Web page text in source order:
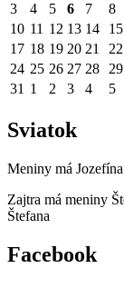
3
4 5 6 7 8
10 11 12 13 14 15
17 18 19 20 21 22
24 25 26 27 28 29
31 1 2 3 4 5
Sviatok
Meniny má Jozefína
Zajtra má meniny
Štefana
Facebook